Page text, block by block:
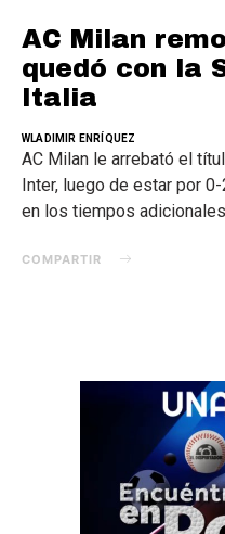
AC Milan
quedó con la
Italia
WLADIMIR ENRÍQUEZ
AC Milan le arrebató el
Inter, luego de estar por
en los tiempos
COMPARTIR